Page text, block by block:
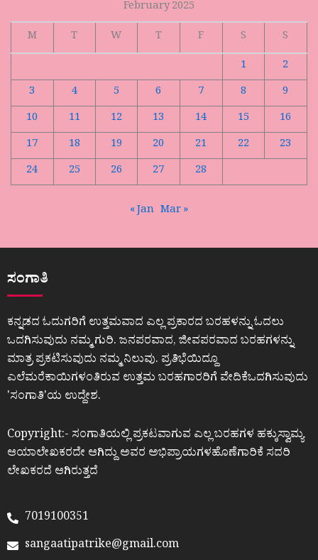
February 2025
M
T W T F S
S
1
2
3
4 5 6 7 8
9
10
11 12 13 14 15
16
17
18 19 20 21 22
23
24
25 26 27 28
« Jan Mar »
ಸಂಗಾತಿ
ಕನ್ನಡದ ಓದುಗರಿಗೆ ಉತ್ತಮವಾದ ಎಲ್ಲ ಪ್ರಕಾರದ ಬರಹಳನ್ನು ಓದಲು
ಒದಗಿಸುವುದು ನಮ್ಮ ಗುರಿ. ಜನಪರವಾದ, ಜೀವಪರವಾದ ಬರಹಗಳನ್ನು
ಮಾತ್ರ ಪ್ರಕಟಿಸುವುದು ನಮ್ಮ ನಿಲುವು. ಪ್ರತಿಭೆಯಿದ್ದೂ
ಎಲೆಮರೆಕಾಯಿಗಳಂತಿರುವ ಉತ್ತಮ ಬರಹಗಾರರಿಗೆ ವೇದಿಕೆಒದಗಿಸುವುದು
ʼಸಂಗಾತಿʼಯ ಉದ್ದೇಶ.
Copyright:- ಸಂಗಾತಿಯಲ್ಲಿ ಪ್ರಕಟವಾಗುವ ಎಲ್ಲ ಬರಹಗಳ ಹಕ್ಕುಸ್ವಾಮ್ಯ
ಆಯಾಲೇಖಕರದೇ ಆಗಿದ್ದು ಅವರ ಅಭಿಪ್ರಾಯಗಳಹೊಣೆಗಾರಿಕೆ ಸದರಿ
ಲೇಖಕರದೆ ಆಗಿರುತ್ತದೆ
7019100351
sangaatipatrike@gmail.com